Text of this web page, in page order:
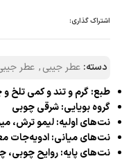
اشتراک گذاری:
دسته: عطر جیبی, عطر
طبع: گرم و تند و کمی تلخ
گروه بویایی: شرقی چوبی
نت‌های اولیه: لیمو ترش،
نت‌های میانی: ادویه‌جات
نت‌های پایه: روایح چوبی،